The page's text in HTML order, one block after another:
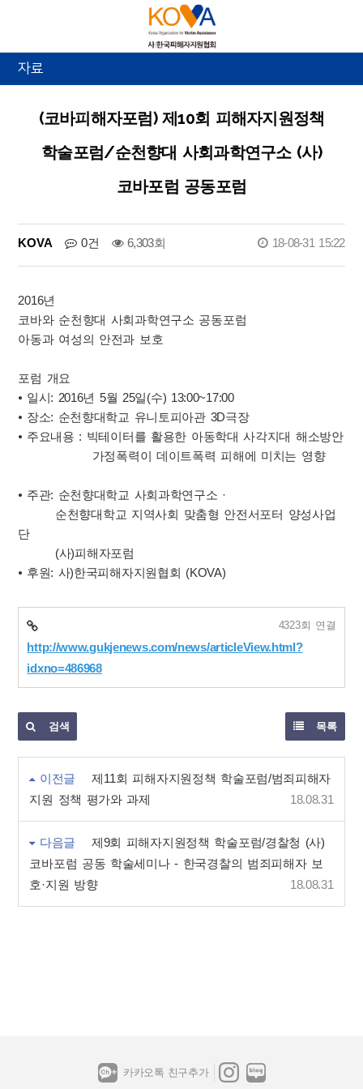
자료
(코바피해자포럼) 제10회 피해자지원정책
학술포럼/순천향대 사회과학연구소 (사)
코바포럼 공동포럼
KOVA 0건 6,303회 18-08-31 15:22
2016년
코바와 순천향대 사회과학연구소 공동포럼
아동과 여성의 안전과 보호
포럼 개요
⦁ 일시: 2016년 5월 25일(수) 13:00~17:00
⦁ 장소: 순천향대학교 유니토피아관 3D극장
⦁ 주요내용 : 빅테이터를 활용한 아동학대 사각지대 해소방안
가정폭력이 데이트폭력 피해에 미치는 영향
⦁ 주관: 순천향대학교 사회과학연구소 ·
순천향대학교 지역사회 맞춤형 안전서포터 양성사업
단
(사)피해자포럼
⦁ 후원: 사)한국피해자지원협회 (KOVA)
http://www.gukjenews.com/news/articleView.html?
idxno=486968
4323회 연결
검색 목록
이전글
제11회 피해자지원정책 학술포럼/범죄피해자
지원 정책 평가와 과제
18.08.31
다음글
제9회 피해자지원정책 학술포럼/경찰청 (사)
코바포럼 공동 학술세미나 - 한국경찰의 범죄피해자 보
호·지원 방향
18.08.31
카카오톡 친구추가